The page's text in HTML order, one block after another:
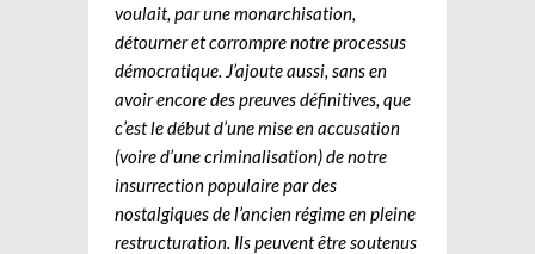
voulait, par une monarchisation,
détourner et corrompre notre processus
démocratique. J’ajoute aussi, sans en
avoir encore des preuves définitives, que
c’est le début d’une mise en accusation
(voire d’une criminalisation) de notre
insurrection populaire par des
nostalgiques de l’ancien régime en pleine
restructuration. Ils peuvent être soutenus